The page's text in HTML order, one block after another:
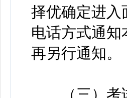
择优确定进入
电话方式通
再另行通知。
（三）考